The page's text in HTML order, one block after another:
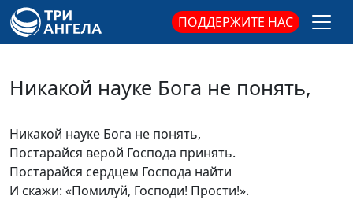
ПОДДЕРЖИТЕ НАС
Никакой науке Бога не понять,
Никакой науке Бога не понять,
Постарайся верой Господа принять.
Постарайся сердцем Господа найти
И скажи: «Помилуй, Господи! Прости!».